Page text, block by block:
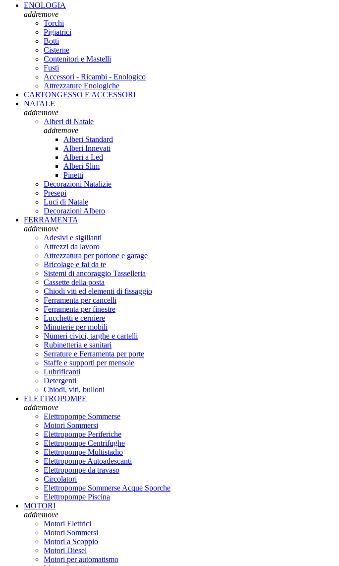
ENOLOGIA
addremove
Torchi
Pigiatrici
Botti
Cisterne
Contenitori e Mastelli
Fusti
Accessori - Ricambi - Enologico
Attrezzature Enologiche
CARTONGESSO E ACCESSORI
NATALE
addremove
Alberi di Natale
addremove
Alberi Standard
Alberi Innevati
Alberi a Led
Alberi Slim
Pinetti
Decorazioni Natalizie
Presepi
Luci di Natale
Decorazioni Albero
FERRAMENTA
addremove
Adesivi e sigillanti
Attrezzi da lavoro
Attrezzatura per portone e garage
Bricolage e fai da te
Sistemi di ancoraggio Tasselleria
Cassette della posta
Chiodi viti ed elementi di fissaggio
Ferramenta per cancelli
Ferramenta per finestre
Lucchetti e cerniere
Minuterie per mobili
Numeri civici, targhe e cartelli
Rubinetteria e sanitari
Serrature e Ferramenta per porte
Staffe e supporti per mensole
Lubrificanti
Detergenti
Chiodi, viti, bulloni
ELETTROPOMPE
addremove
Elettropompe Sommerse
Motori Sommersi
Elettropompe Periferiche
Elettropompe Centrifughe
Elettropompe Multistadio
Elettropompe Autoadescanti
Elettropompe da travaso
Circolatori
Elettropompe Sommerse Acque Sporche
Elettropompe Piscina
MOTORI
addremove
Motori Elettrici
Motori Sommersi
Motori a Scoppio
Motori Diesel
Motori per automatismo